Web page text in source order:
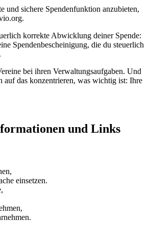
und sichere Spendenfunktion anzubieten,
korrekte Abwicklung deiner Spende:
Spendenbescheinigung, die du steuerlich
bei ihren Verwaltungsaufgaben. Und
auf das konzentrieren, was wichtig ist: Ihre
und Links
,
einsetzen.
,
,